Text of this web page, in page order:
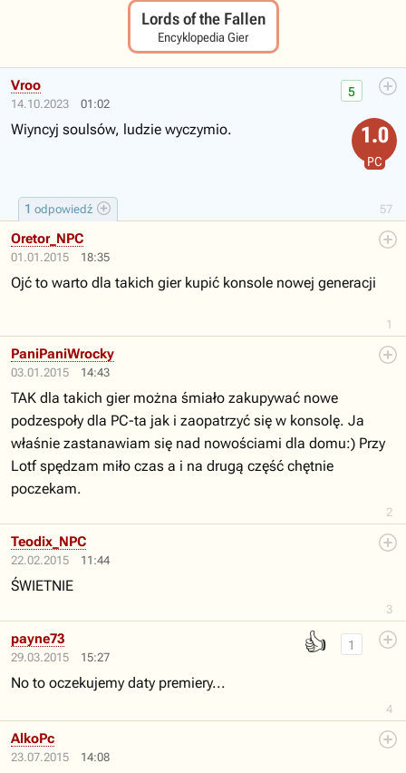
Lords of the Fallen
Encyklopedia Gier
14.10.2023 01:02
57
5
1 odpowiedź
Vroo
1.0
PC
Wiyncyj soulsów, ludzie wyczymio.
01.01.2015 18:35
1
Oretor_NPC
Ojć to warto dla takich gier kupić konsole nowej generacji
03.01.2015 14:43
2
PaniPaniWrocky
TAK dla takich gier można śmiało zakupywać nowe
podzespoły dla PC-ta jak i zaopatrzyć się w konsolę. Ja
właśnie zastanawiam się nad nowościami dla domu:) Przy
Lotf spędzam miło czas a i na drugą część chętnie
poczekam.
22.02.2015 11:44
3
Teodix_NPC
ŚWIETNIE
29.03.2015 15:27
👍
4
1
payne73
No to oczekujemy daty premiery...
23.07.2015 14:08
AlkoPc